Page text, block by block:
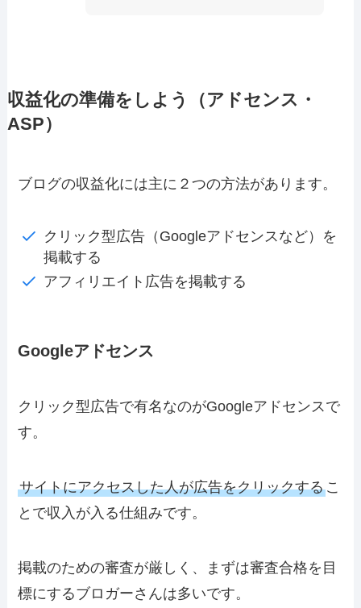
収益化の準備をしよう（アドセンス・
ASP）
ブログの収益化には主に２つの方法があります。
クリック型広告（Googleアドセンスなど）を
掲載する
アフィリエイト広告を掲載する
Googleアドセンス
クリック型広告で有名なのがGoogleアドセンス で
す。
サイトにアクセスした人が広告をクリックするこ
とで収入が入る仕組みです。
掲載のための審査が厳しく、まずは審査合格を目
標にするブロガーさんは多いです。